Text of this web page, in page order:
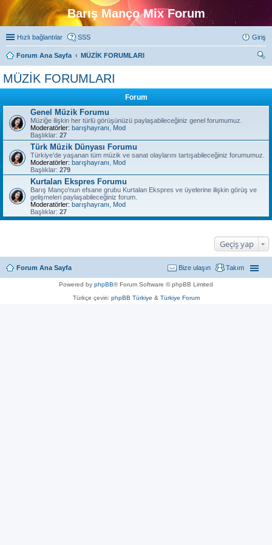
Barış Manço Mix Forum
Hızlı bağlantılar SSS Giriş
Forum Ana Sayfa
MÜZİK FORUMLARI
MÜZİK FORUMLARI
Forum
Genel Müzik Forumu
Müziğe ilişkin her türlü görüşünüzü paylaşabileceğiniz genel forumumuz.
Moderatörler: barışhayranı
Mod
Başlıklar: 27
Türk Müzik Dünyası Forumu
Türkiye'de yaşanan tüm müzik ve sanat olaylarını tartışabileceğiniz forumumuz.
Moderatörler: barışhayranı
Mod
Başlıklar: 279
Kurtalan Ekspres Forumu
Barış Manço'nun efsane grubu Kurtalan Ekspres ve üyelerine ilişkin görüş ve
gelişmeleri paylaşabileceğiniz forum.
Moderatörler: barışhayranı
Mod
Başlıklar: 27
Geçiş yap
Forum Ana Sayfa Takım
Bize ulaşın
Powered by phpBB® Forum Software © phpBB Limited
Türkçe çeviri: phpBB Türkiye & Türkiye Forum